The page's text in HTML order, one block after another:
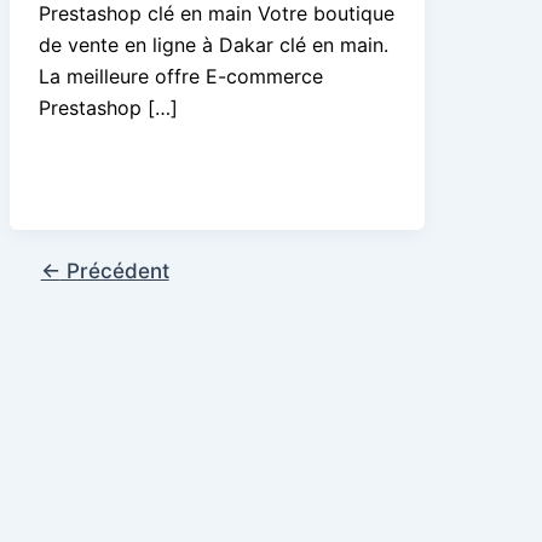
Prestashop clé en main Votre boutique
de vente en ligne à Dakar clé en main.
La meilleure offre E-commerce
Prestashop […]
← Précédent